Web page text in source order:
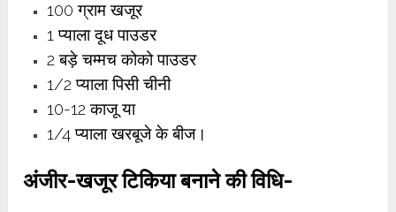
100 ग्राम खजूर
1 प्याला दूध पाउडर
2 बड़े चम्मच कोको पाउडर
1/2 प्याला पिसी चीनी
10-12 काजू या
1/4 प्याला खरबूजे के बीज।
अंजीर-खजूर टिकिया बनाने की विधि-